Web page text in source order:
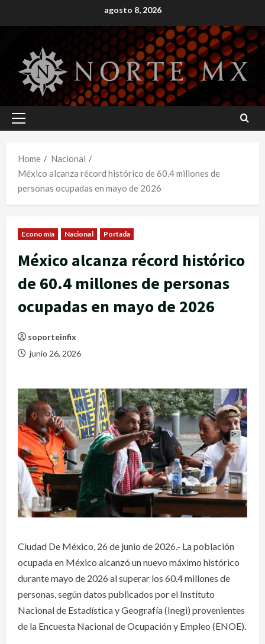
to
agosto 8, 2026
Primary
Home
Nacional
México alcanza récord histórico de 60.4 millones de
personas ocupadas en mayo de 2026
Economía Nacional Portada
México alcanza récord histórico
de 60.4 millones de personas
ocupadas en mayo de 2026
soporteinfix
junio 26, 2026
Ciudad De México, 26 de junio de 2026.- La población
ocupada en México alcanzó un nuevo máximo histórico
durante mayo de 2026 al superar los 60.4 millones de
personas, según datos publicados por el Instituto
Nacional de Estadística y Geografía (Inegi) provenientes
de la Encuesta Nacional de Ocupación y Empleo (ENOE).